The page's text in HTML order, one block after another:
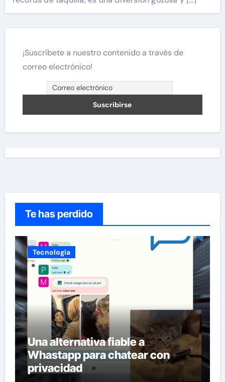
¡Suscríbete a nuestro contenido a través de
correo electrónico!
Te has perdido
Tecnología
Una alternativa fiable a
Whastapp para chatear con
privacidad